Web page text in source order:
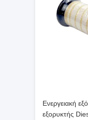
Ενεργειακή
εξορυκτής